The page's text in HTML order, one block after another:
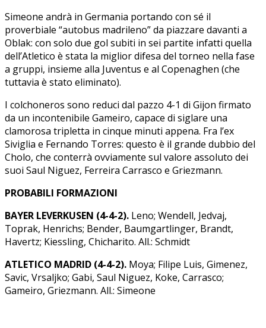
Simeone andrà in Germania portando con sé il
proverbiale “autobus madrileno” da piazzare davanti a
Oblak: con solo due gol subiti in sei partite infatti quella
dell’Atletico è stata la miglior difesa del torneo nella fase
a gruppi, insieme alla Juventus e al Copenaghen (che
tuttavia è stato eliminato).
I colchoneros sono reduci dal pazzo 4-1 di Gijon firmato
da un incontenibile Gameiro, capace di siglare una
clamorosa tripletta in cinque minuti appena. Fra l’ex
Siviglia e Fernando Torres: questo è il grande dubbio del
Cholo, che conterrà ovviamente sul valore assoluto dei
suoi Saul Niguez, Ferreira Carrasco e Griezmann.
PROBABILI FORMAZIONI
BAYER LEVERKUSEN (4-4-2). Leno; Wendell, Jedvaj,
Toprak, Henrichs; Bender, Baumgartlinger, Brandt,
Havertz; Kiessling, Chicharito. All.: Schmidt
ATLETICO MADRID (4-4-2). Moya; Filipe Luis, Gimenez,
Savic, Vrsaljko; Gabi, Saul Niguez, Koke, Carrasco;
Gameiro, Griezmann. All.: Simeone